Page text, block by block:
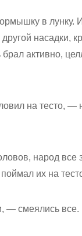
в
насадки,
активно,
на тесто,
народ
их на
— смеялись все.